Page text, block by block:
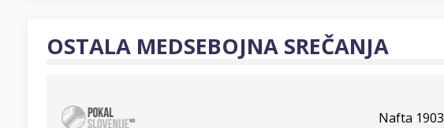
OSTALA MEDSEBOJNA SREČANJA
Nafta 1903